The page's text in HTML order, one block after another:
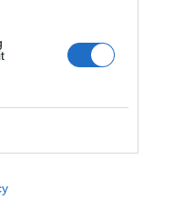
Larancuent
Polisen
Ricard A R Nilsson
Upprättelse